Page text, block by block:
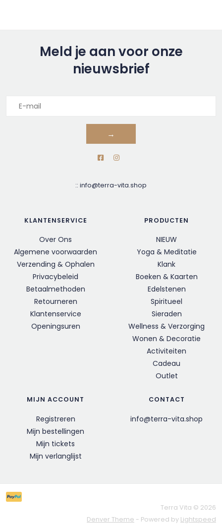
Meld je aan voor onze
nieuwsbrief
→
:: info@terra-vita.shop
KLANTENSERVICE
Over Ons
Algemene voorwaarden
Verzending & Ophalen
Privacybeleid
Betaalmethoden
Retourneren
Klantenservice
Openingsuren
PRODUCTEN
NIEUW
Yoga & Meditatie
Klank
Boeken & Kaarten
Edelstenen
Spiritueel
Sieraden
Wellness & Verzorging
Wonen & Decoratie
Activiteiten
Cadeau
Outlet
MIJN ACCOUNT
Registreren
Mijn bestellingen
Mijn tickets
Mijn verlanglijst
CONTACT
info@terra-vita.shop
Terra Vita © 2026
Denver Theme - Powered by Lightspeed